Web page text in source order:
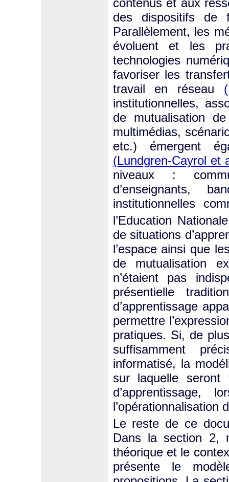
contenus et aux
des dispositifs
Parallèlement, les
évoluent et les
technologies
favoriser les
travail en réseau
institutionnelles,
de mutualisation de
multimédias,
etc.) émergent
(Lundgren-Cayrol et
niveaux :
d’enseignants,
institutionnelles
l’Education
de situations
l’espace ainsi que
de mutualisation
n’étaient pas
présentielle
d’apprentissage
permettre
pratiques. Si, de
suffisamment
informatisé, la
sur laquelle seront
l’opérationnalisation
Le reste de ce
Dans la section 2,
théorique et le
présente le